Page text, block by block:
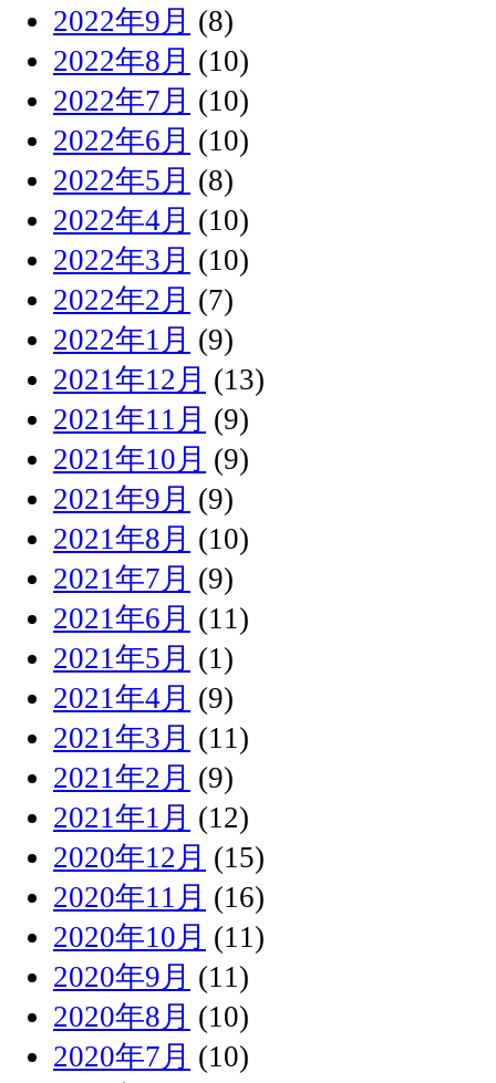
2022年9月 (8)
2022年8月 (10)
2022年7月 (10)
2022年6月 (10)
2022年5月 (8)
2022年4月 (10)
2022年3月 (10)
2022年2月 (7)
2022年1月 (9)
2021年12月 (13)
2021年11月 (9)
2021年10月 (9)
2021年9月 (9)
2021年8月 (10)
2021年7月 (9)
2021年6月 (11)
2021年5月 (1)
2021年4月 (9)
2021年3月 (11)
2021年2月 (9)
2021年1月 (12)
2020年12月 (15)
2020年11月 (16)
2020年10月 (11)
2020年9月 (11)
2020年8月 (10)
2020年7月 (10)